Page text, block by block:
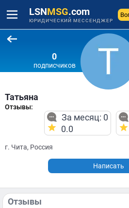
LSNMSG.com
ЮРИДИЧЕСКИЙ МЕССЕНДЖЕР
0
подписчиков
Татьяна
Отзывы:
За месяц: 0
0.0
г. Чита, Россия
Написать
Отзывы